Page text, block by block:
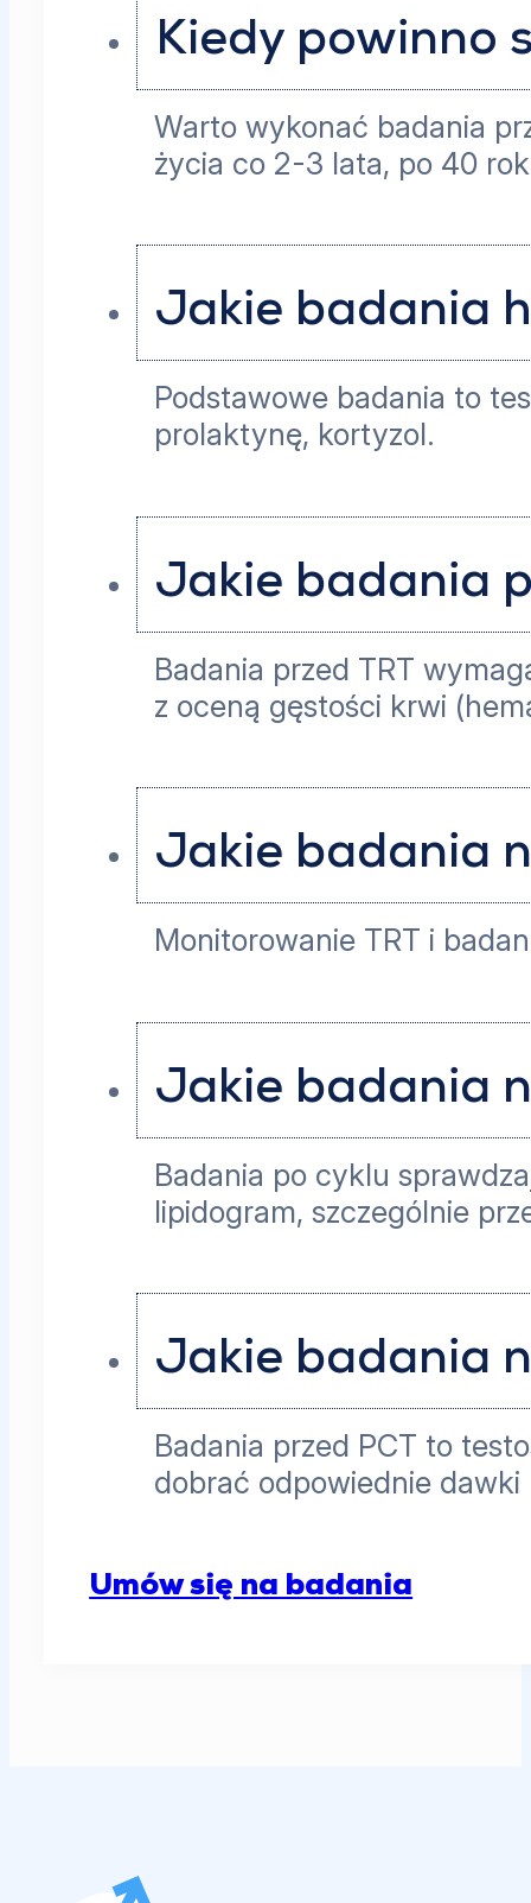
Kiedy powinno
Warto wykonać badania
życia co 2-3 lata, po 40
Jakie badania
Podstawowe badania to
prolaktynę, kortyzol.
Jakie badania
Badania przed TRT
z oceną gęstości krwi
Jakie badania
Monitorowanie TRT i
Jakie badania
Badania po cyklu
lipidogram, szczególnie
Jakie badania
Badania przed PCT to
dobrać odpowiednie
Umów się na badania